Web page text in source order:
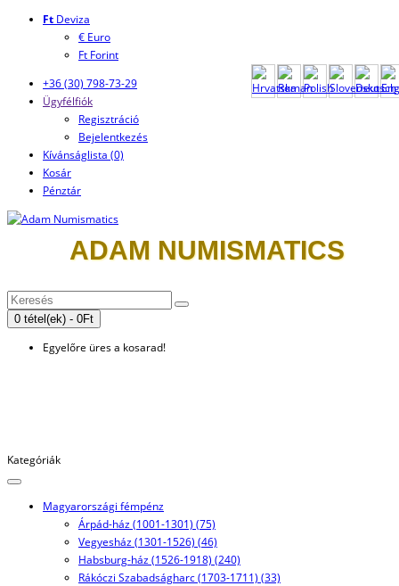
Ft Deviza
€ Euro
Ft Forint
+36 (30) 798-73-29
Ügyfélfiók
Regisztráció
Bejelentkezés
Kívánságlista (0)
Kosár
Pénztár
ADAM NUMISMATICS
0 tétel(ek) - 0Ft
Egyelőre üres a kosarad!
Kategóriák
Magyarországi fémpénz
Árpád-ház (1001-1301) (75)
Vegyesház (1301-1526) (46)
Habsburg-ház (1526-1918) (240)
Rákóczi Szabadságharc (1703-1711) (33)